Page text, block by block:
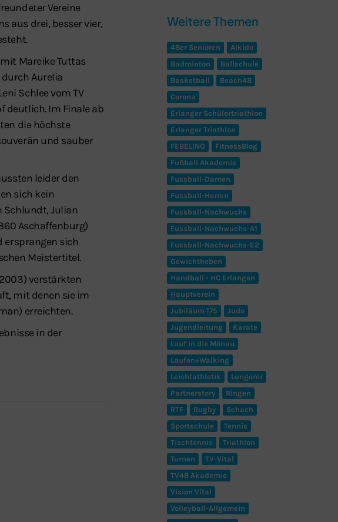
Vereine
aus drei, besser vier,
Mareike Tuttas
durch Aurelia
Schlee vom TV
deutlich. Im Finale ab
die höchste
und sauber
leider den
sich kein
Schlundt, Julian
Aschaffenburg)
ersprangen sich
Meistertitel.
2003) verstärkten
mit denen sie im
erreichten.
in der
Weitere Themen
48er Senioren
Aikido
Badminton
Ballschule
Basketball
Beach48
Corona
Erlanger Schülertriathlon
Erlanger Triathlon
FEBELINO
FitnessBlog
Fußball Akademie
Fussball-Damen
Fussball-Herren
Fussball-Nachwuchs
Fussball-Nachwuchs-A1
Fussball-Nachwuchs-E2
Gewichtheben
Handball - HC Erlangen
Hauptverein
Jubiläum 175
Judo
Jugendleitung
Karate
Lauf in die Mönau
Laufen+Walking
Leichtathletik
Lungerer
Partnerstory
Ringen
RTF
Rugby
Schach
Sportschule
Tennis
Tischtennis
Triathlon
Turnen
TV-Vital
TV48 Akademie
Vision Vital
Volleyball-Allgemein